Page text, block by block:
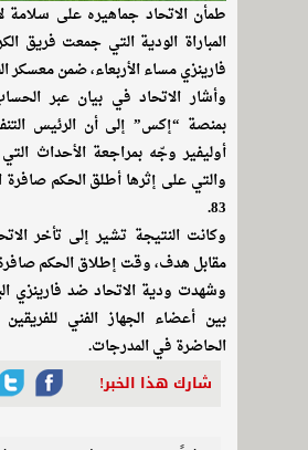
طمأن الاتحاد جماهيره على سلامة
المباراة الودية التي جمعت فريق
فارينزي مساء الأربعاء، ضمن معسكر
وأشار الاتحاد في بيان عبر
بمنصة “إكس” إلى أن الرئيس
أوليفير وجّه بمراجعة الأحداث
والتي على إثرها أطلق الحكم صافرة
83.
وكانت النتيجة تشير إلى تأخر
مقابل هدف، وقت إطلاق الحكم صافرة
وشهدت ودية الاتحاد ضد فارينزي
بين أعضاء الجهاز الفني
الحاضرة في المدرجات.
شارك هذا الخبر!